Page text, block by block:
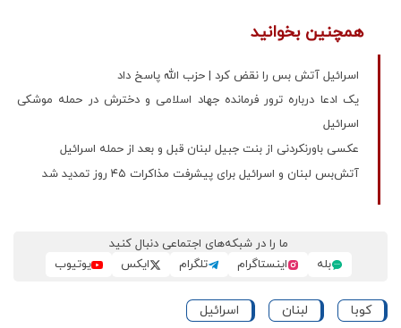
همچنین بخوانید
اسرائیل آتش بس را نقض کرد | حزب الله پاسخ داد
یک ادعا درباره ترور فرمانده جهاد اسلامی و دخترش در حمله موشکی
اسرائیل
عکسی باورنکردنی از بنت جبیل لبنان قبل و بعد از حمله اسرائیل
آتش‌بس لبنان و اسرائیل برای پیشرفت مذاکرات ۴۵ روز تمدید شد
ما را در شبکه‌های اجتماعی دنبال کنید
بله
اینستاگرام تلگرام ایکس یوتیوب
کوبا لبنان اسرائیل